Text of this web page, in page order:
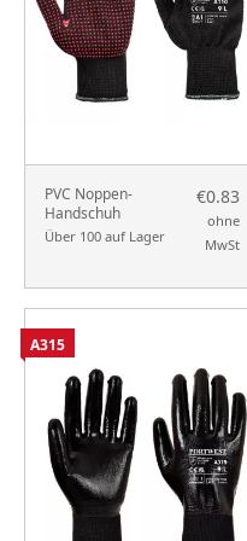
PVC Noppen-
Handschuh
Über 100 auf Lager
€0.83
ohne
MwSt
A315